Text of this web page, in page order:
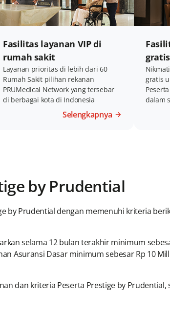
Fasilitas layanan VIP di
rumah sakit
Layanan prioritas di lebih dari 60
Rumah Sakit pilihan rekanan
PRUMedical Network yang tersebar
di berbagai kota di Indonesia
Selengkapnya
gratis
gratis
dalam
by Prudential
by Prudential dengan memenuhi kriteria
selama 12 bulan terakhir minimum
Asuransi Dasar minimum sebesar Rp 10
dan kriteria Peserta Prestige by Prudential,